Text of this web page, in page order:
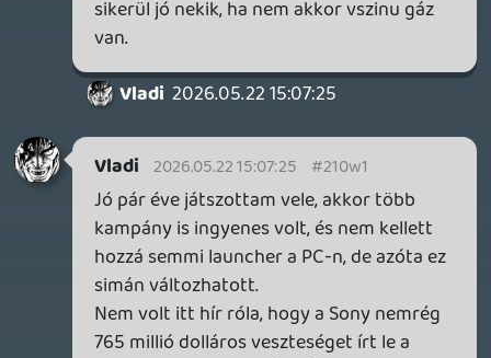
Warhammer 40,000: Chaos Gate –
Deathwatch must buy. Szóval örülök a
bejelntésnek. Csak legyen a főboss
kevésbé szopatós.
szép az art. A sárkányok jók, a tojások
szépek, viszont a többi nagyon összevissza
Necroman Mk2 2026.05.22 08:44:38
#210ub
A The Florist egészen jól hozza a túlélő-
horror elemeit. Érdekel, pedig nem
rajognom a múfajért.